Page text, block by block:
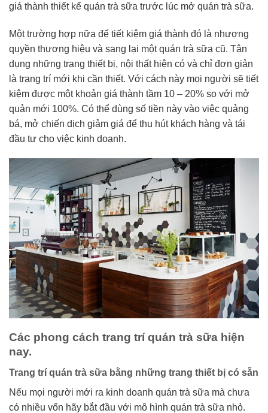
giá thành thiết kế quán trà sữa trước lúc mở quán trà sữa.
Một trường hợp nữa để tiết kiệm giá thành đó là nhượng
quyền thương hiệu và sang lại một quán trà sữa cũ. Tận
dụng những trang thiết bị, nội thất hiện có và chỉ đơn giản
là trang trí mới khi cần thiết. Với cách này mọi người sẽ tiết
kiệm được một khoản giá thành tầm 10 – 20% so với mở
quản mới 100%. Có thể dùng số tiền này vào việc quảng
bá, mở chiến dịch giảm giá để thu hút khách hàng và tái
đầu tư cho việc kinh doanh.
Các phong cách trang trí quán trà sữa hiện
nay.
Trang trí quán trà sữa bằng những trang thiết bị có sẵn
Nếu mọi người mới ra kinh doanh quán trà sữa mà chưa
có nhiều vốn hãy bắt đầu với mô hình quán trà sữa nhỏ.